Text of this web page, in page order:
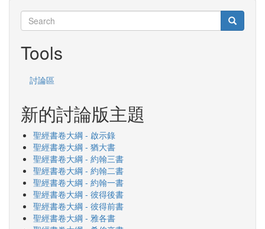
Search
Search Search
Tools
討論區
新的討論版主題
聖經書卷大綱 - 啟示錄
聖經書卷大綱 - 猶大書
聖經書卷大綱 - 約翰三書
聖經書卷大綱 - 約翰二書
聖經書卷大綱 - 約翰一書
聖經書卷大綱 - 彼得後書
聖經書卷大綱 - 彼得前書
聖經書卷大綱 - 雅各書